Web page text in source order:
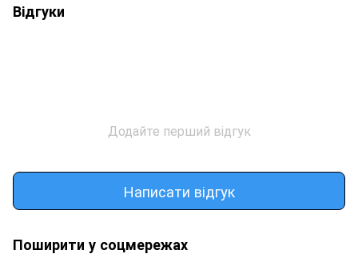
Відгуки
Додайте перший відгук
Написати відгук
Поширити у соцмережах